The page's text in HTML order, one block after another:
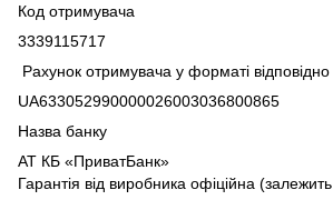
Код отримувача
3339115717
Рахунок отримувача у форматі
UA633052990000026003036800865
Назва банку
АТ КБ «ПриватБанк»
Гарантія від виробника офіційна